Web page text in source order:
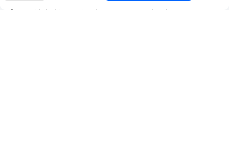
La cantidad mínima en el pedido de compra para el producto es 5.